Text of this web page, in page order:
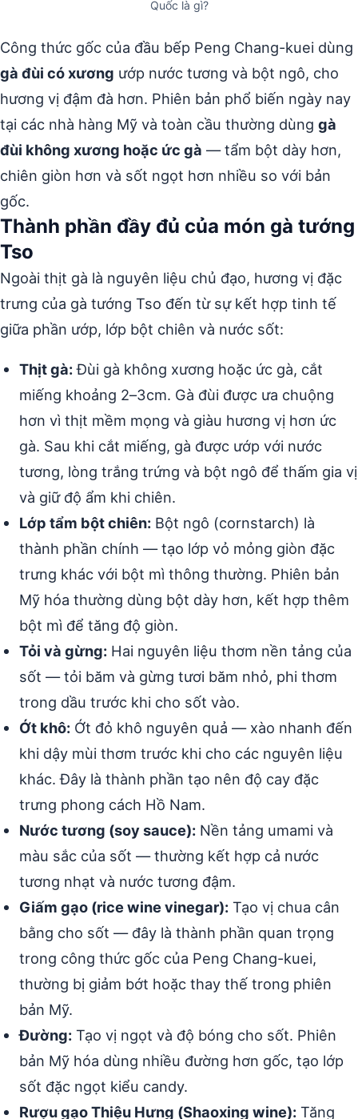
Quốc là gì?
Công thức gốc của đầu bếp Peng Chang-kuei dùng
gà đùi có xương ướp nước tương và bột ngô, cho
hương vị đậm đà hơn. Phiên bản phổ biến ngày nay
tại các nhà hàng Mỹ và toàn cầu thường dùng gà
đùi không xương hoặc ức gà — tẩm bột dày hơn,
chiên giòn hơn và sốt ngọt hơn nhiều so với bản
gốc.
Thành phần đầy đủ của món gà tướng
Tso
Ngoài thịt gà là nguyên liệu chủ đạo, hương vị đặc
trưng của gà tướng Tso đến từ sự kết hợp tinh tế
giữa phần ướp, lớp bột chiên và nước sốt:
Thịt gà:Đùi gà không xương hoặc ức gà, cắt
miếng khoảng 2–3cm. Gà đùi được ưa chuộng
hơn vì thịt mềm mọng và giàu hương vị hơn ức
gà. Sau khi cắt miếng, gà được ướp với nước
tương, lòng trắng trứng và bột ngô để thấm gia vị
và giữ độ ẩm khi chiên.
Lớp tẩm bột chiên: Bột ngô (cornstarch) là
thành phần chính — tạo lớp vỏ mỏng giòn đặc
trưng khác với bột mì thông thường. Phiên bản
Mỹ hóa thường dùng bột dày hơn, kết hợp thêm
bột mì để tăng độ giòn.
Tỏi và gừng: Hai nguyên liệu thơm nền tảng của
sốt — tỏi băm và gừng tươi băm nhỏ, phi thơm
trong dầu trước khi cho sốt vào.
Ớt khô: Ớt đỏ khô nguyên quả — xào nhanh đến
khi dậy mùi thơm trước khi cho các nguyên liệu
khác. Đây là thành phần tạo nên độ cay đặc
trưng phong cách Hồ Nam.
Nước tương (soy sauce): Nền tảng umami và
màu sắc của sốt — thường kết hợp cả nước
tương nhạt và nước tương đậm.
Giấm gạo (rice wine vinegar): Tạo vị chua cân
bằng cho sốt — đây là thành phần quan trọng
trong công thức gốc của Peng Chang-kuei,
thường bị giảm bớt hoặc thay thế trong phiên
bản Mỹ.
Đường: Tạo vị ngọt và độ bóng cho sốt. Phiên
bản Mỹ hóa dùng nhiều đường hơn gốc, tạo lớp
sốt đặc ngọt kiểu candy.
Rượu gạo Thiệu Hưng (Shaoxing wine): Tăng